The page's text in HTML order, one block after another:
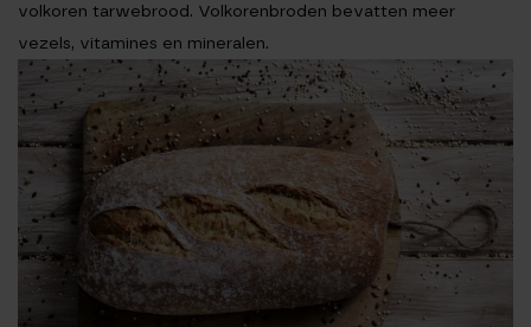
volkoren tarwebrood. Volkorenbroden bevatten meer
vezels, vitamines en mineralen.